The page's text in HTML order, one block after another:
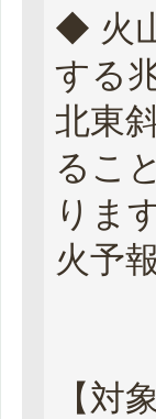
◆ 火
する
北東
るこ
りま
火予
【対